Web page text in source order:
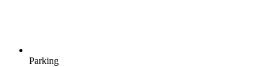
Parking